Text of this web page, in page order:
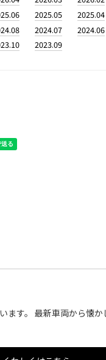
2025.05 2025.04
2024.07 2024.06
2023.09
ます。 最新車両から懐